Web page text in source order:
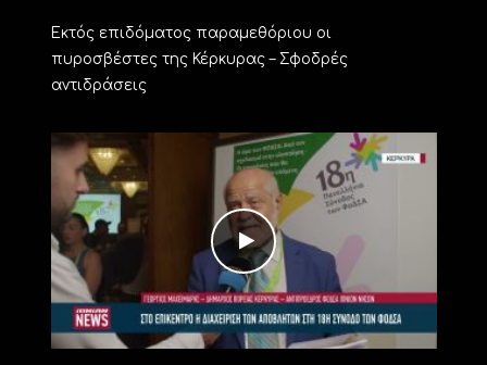
Εκτός επιδόματος παραμεθόριου οι
πυροσβέστες της Κέρκυρας – Σφοδρές
αντιδράσεις